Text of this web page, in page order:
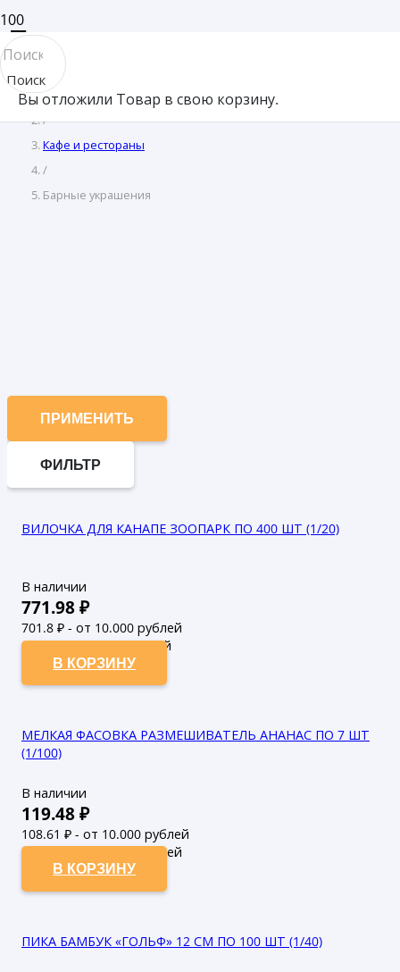
Поиск
товара
Вы отложили Товар в свою корзину.
Барные украшения
Предложения для бизнеса
/
Кафе и рестораны
/
Барные украшения
ПРИМЕНИТЬ
ФИЛЬТР
ВИЛОЧКА ДЛЯ КАНАПЕ ЗООПАРК ПО 400 ШТ (1/20)
В наличии
771.98₽
701.8 ₽ - от 10.000 рублей
638₽ - от 50.000 рублей
В КОРЗИНУ
МЕЛКАЯ ФАСОВКА РАЗМЕШИВАТЕЛЬ АНАНАС ПО 7 ШТ
(1/100)
В наличии
119.48₽
108.61 ₽ - от 10.000 рублей
98.74₽ - от 50.000 рублей
В КОРЗИНУ
ПИКА БАМБУК «ГОЛЬФ» 12 СМ ПО 100 ШТ (1/40)